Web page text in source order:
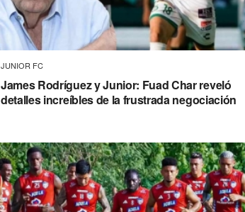
JUNIOR FC
James Rodríguez y Junior: Fuad Char reveló
detalles increíbles de la frustrada negociación